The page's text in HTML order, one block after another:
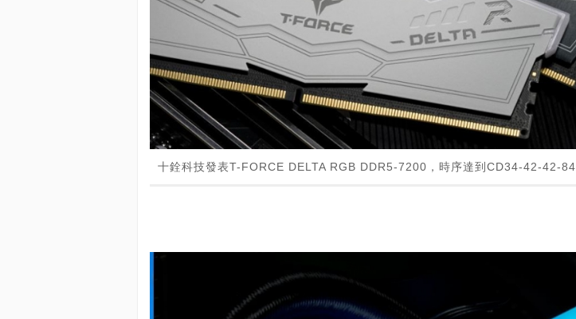
十銓科技發表T-FORCE DELTA RGB DDR5-7200，時序達到CD34-42-42-84